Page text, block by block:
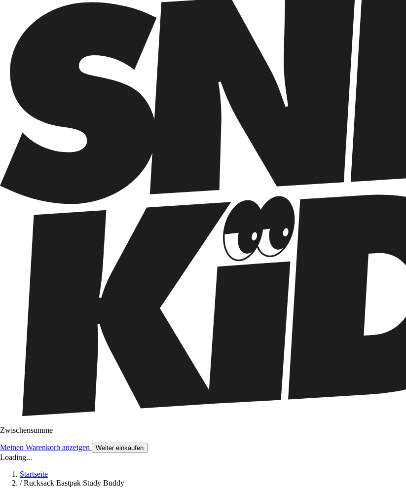
Zwischensumme
Meinen Warenkorb anzeigen Weiter einkaufen
Loading...
Startseite
/ Rucksack Eastpak Study Buddy